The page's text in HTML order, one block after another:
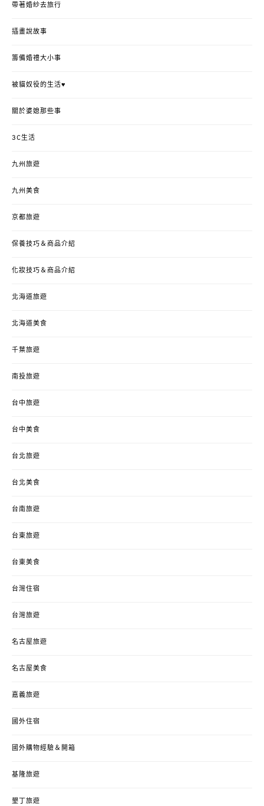
帶著婚紗去旅行
插畫說故事
籌備婚禮大小事
被貓奴役的生活♥
關於婆媳那些事
3C生活
九州旅遊
九州美食
京都旅遊
保養技巧＆商品介紹
化妝技巧＆商品介紹
北海道旅遊
北海道美食
千葉旅遊
南投旅遊
台中旅遊
台中美食
台北旅遊
台北美食
台南旅遊
台東旅遊
台東美食
台灣住宿
台灣旅遊
名古屋旅遊
名古屋美食
嘉義旅遊
國外住宿
國外購物經驗＆開箱
基隆旅遊
墾丁旅遊